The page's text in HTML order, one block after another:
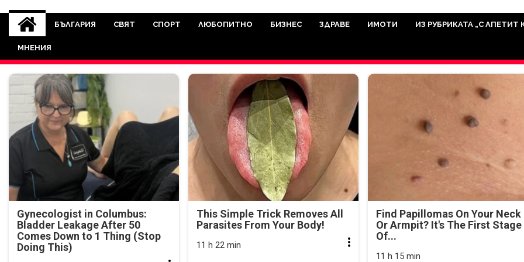
novinite-dnesbg.eu
Novinite-dnesbg.eu е медия, която има мисията да отразява всичко
Света. Новините, които се публикуват на нашия сайт са от
между медията и читателската аудитория, затова държим на
БЪЛГАРИЯ СВЯТ СПОРТ ЛЮБОПИТНО БИЗНЕС ЗДРАВЕ ИМОТИ ИЗ РУБРИКАТА „С АПЕТИТ
МНЕНИЯ
Gynecologist in Columbus:
Bladder Leakage After 50
Comes Down to 1 Thing (Stop
Doing This)
This Simple Trick Removes All
Parasites From Your Body!
11 h 22 min
Find Papillomas On Your Neck
Or Armpit? It's The First Stage
Of...
11 h 15 min